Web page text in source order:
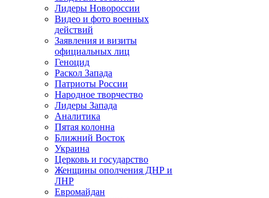
Лидеры Новороссии
Видео и фото военных
действий
Заявления и визиты
официальных лиц
Геноцид
Раскол Запада
Патриоты России
Народное творчество
Лидеры Запада
Аналитика
Пятая колонна
Ближний Восток
Украина
Церковь и государство
Женщины ополчения ДНР и
ЛНР
Евромайдан